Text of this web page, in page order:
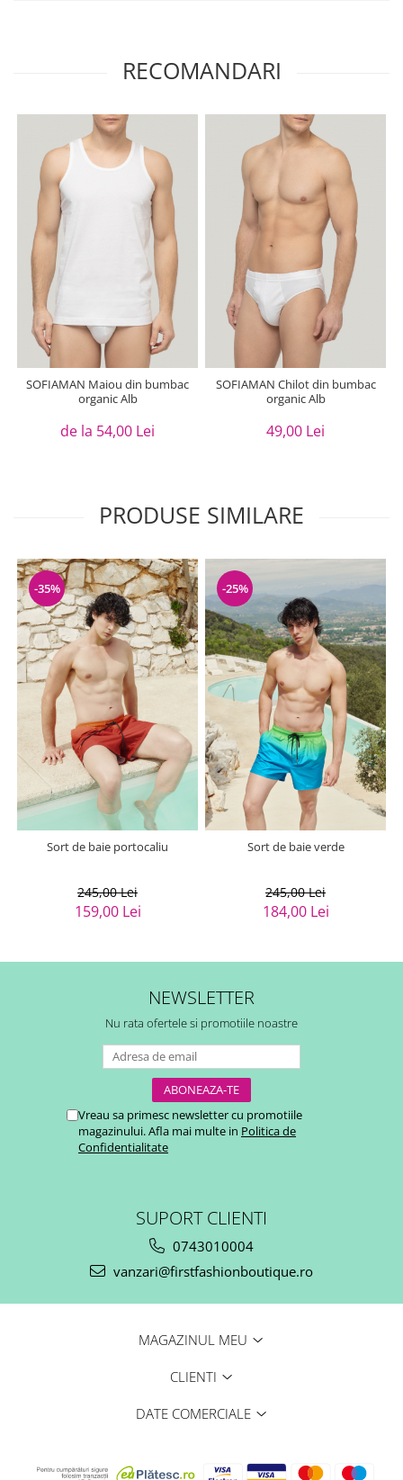
RECOMANDARI
SOFIAMAN Maiou din bumbac
organic Alb
de la 54,00 Lei
SOFIAMAN Chilot din bumbac
organic Alb
49,00 Lei
PRODUSE SIMILARE
-35%
Sort de baie portocaliu
245,00 Lei
159,00 Lei
-25%
Sort de baie verde
245,00 Lei
184,00 Lei
NEWSLETTER
Nu rata ofertele si promotiile noastre
Vreau sa primesc newsletter cu promotiile
magazinului. Afla mai multe in Politica de
Confidentialitate
SUPORT CLIENTI
0743010004
vanzari@firstfashionboutique.ro
MAGAZINUL MEU
CLIENTI
DATE COMERCIALE